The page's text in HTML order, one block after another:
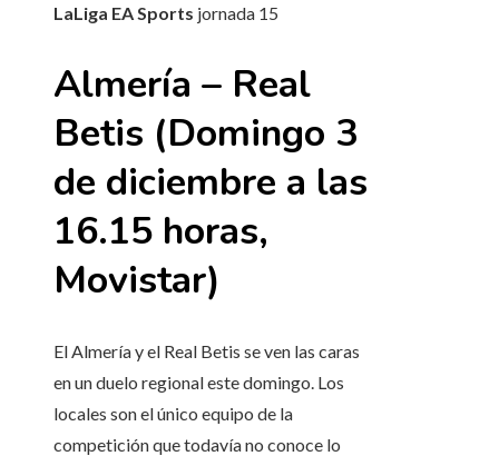
LaLiga EA Sports jornada 15
Almería – Real
Betis (Domingo 3
de diciembre a las
16.15 horas,
Movistar)
El Almería y el Real Betis se ven las caras
en un duelo regional este domingo. Los
locales son el único equipo de la
competición que todavía no conoce lo